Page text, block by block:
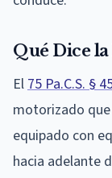
Qué Dice
El 75 Pa.C.S. §
motorizado
equipado con
hacia adelante